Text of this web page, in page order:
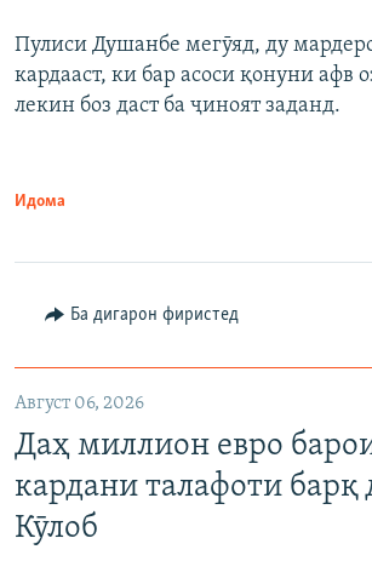
Пулиси Душанбе мегӯяд, ду
кардааст, ки бар асоси қонуни афв
лекин боз даст ба ҷиноят заданд.
Идома
Ба дигарон фиристед
Август 06, 2026
Даҳ миллион евро
кардани талафоти барқ
Кӯлоб